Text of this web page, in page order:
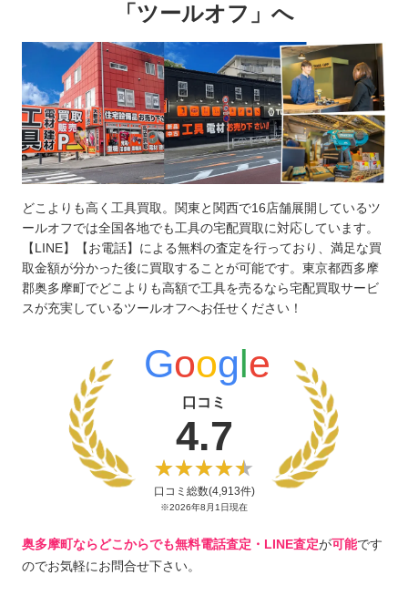
「ツールオフ」へ
どこよりも高く工具買取。関東と関西で16店舗展開しているツ
ールオフでは全国各地でも工具の宅配買取に対応しています。
【LINE】【お電話】による無料の査定を行っており、満足な買
取金額が分かった後に買取することが可能です。東京都西多摩
郡奥多摩町でどこよりも高額で工具を売るなら宅配買取サービ
スが充実しているツールオフへお任せください！
Google
口コミ
4.7
口コミ総数(4,913件)
※2026年8月1日現在
奥多摩町ならどこからでも無料電話査定・LINE査定が可能です
のでお気軽にお問合せ下さい。